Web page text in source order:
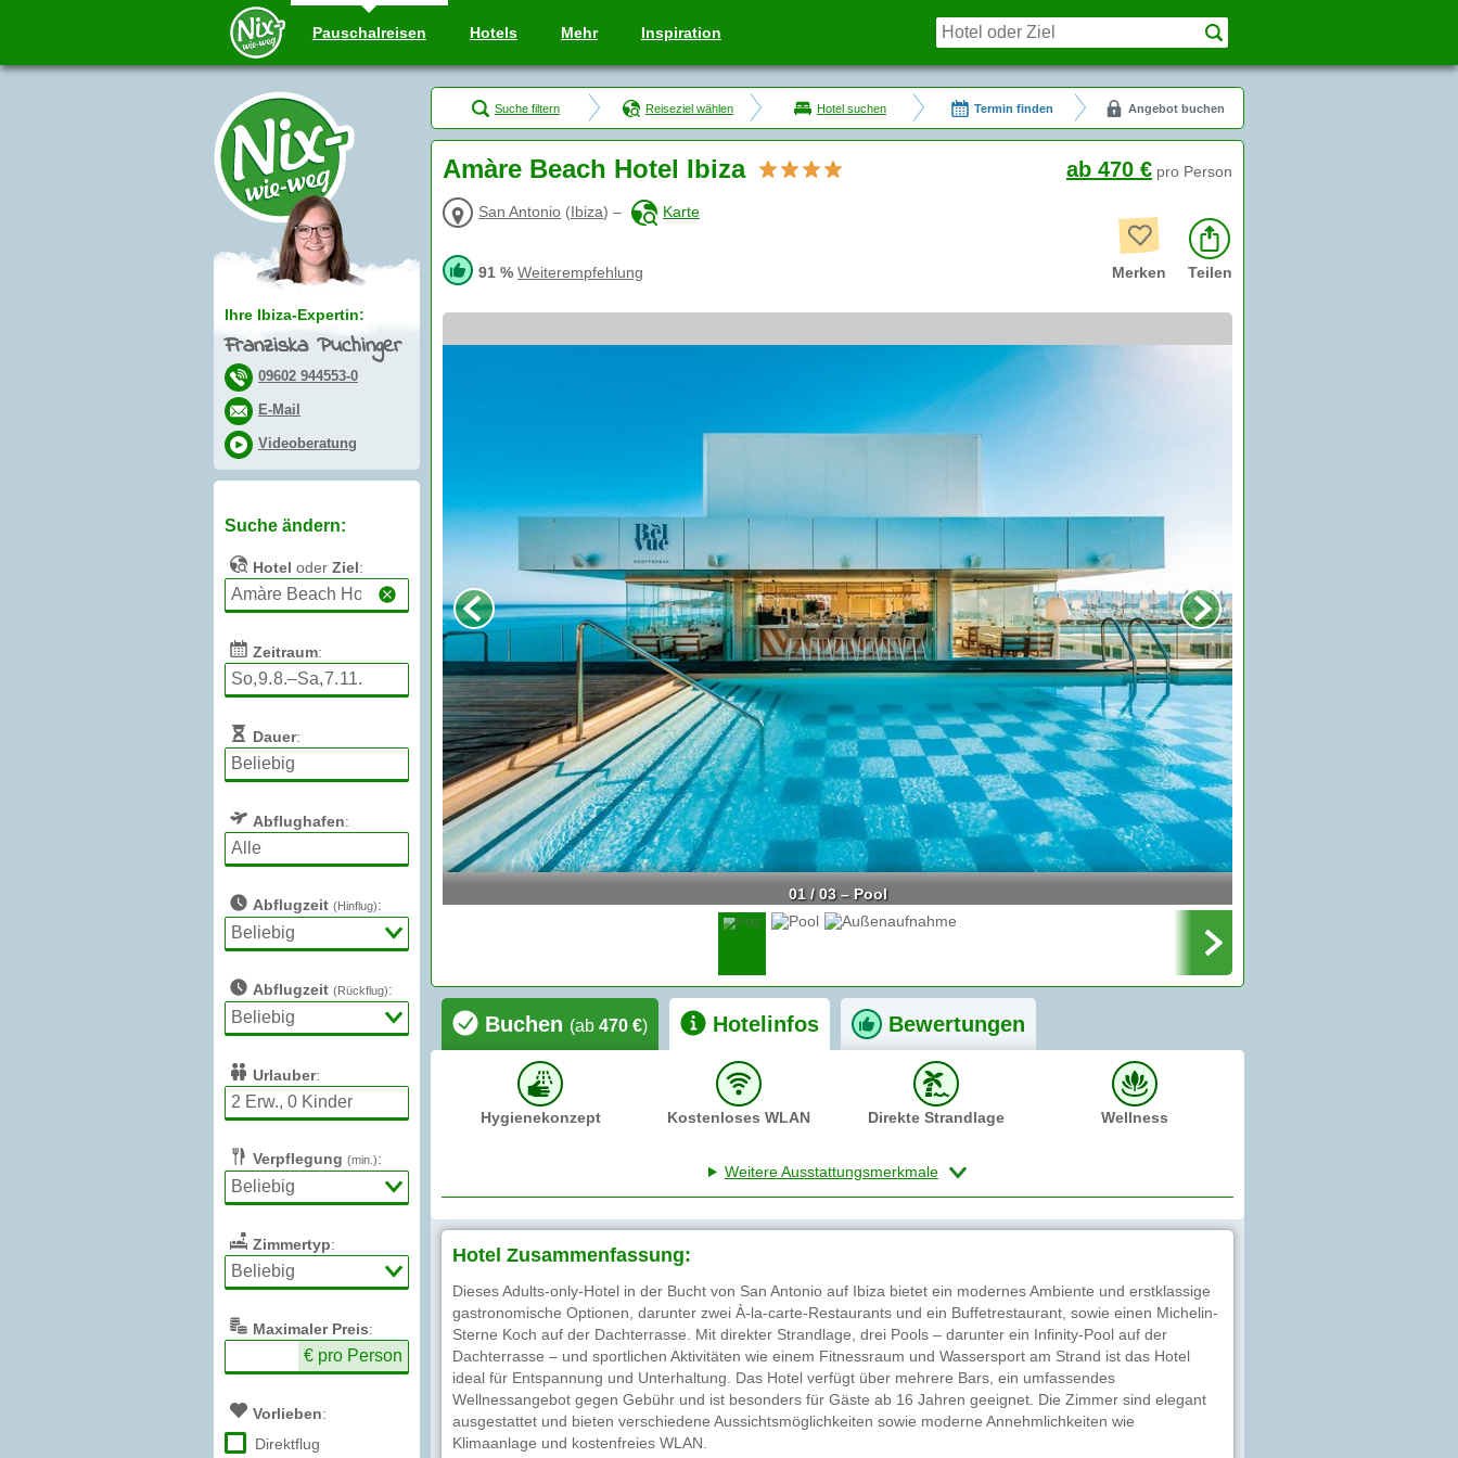
Pauschalreisen Hotels Mehr Inspiration
Ihre Ibiza-Expertin:
Franziska Puchinger
09602 944553-0
E-Mail
Videoberatung
Suche ändern:
Hotel oder Ziel:
Zeitraum:
Dauer:
Abflughafen:
Abflugzeit (Hinflug):
Abflugzeit (Rückflug):
Urlauber:
Verpflegung (min.):
Zimmertyp:
Maximaler Preis:
€ pro Person
Vorlieben:
Direktflug
Suche filtern Reiseziel wählen Hotel suchen Termin finden Angebot buchen
Amàre Beach Hotel Ibiza
San Antonio (Ibiza) – Karte
91 % Weiterempfehlung
ab 470 € pro Person
Merken Teilen
01 / 03 – Pool
Buchen (ab 470 €) Hotelinfos Bewertungen
Hygienekonzept Kostenloses WLAN Direkte Strandlage Wellness
Weitere Ausstattungsmerkmale
Hotel Zusammenfassung:
Dieses Adults-only-Hotel in der Bucht von San Antonio auf Ibiza bietet ein modernes Ambiente und erstklassige
gastronomische Optionen, darunter zwei À-la-carte-Restaurants und ein Buffetrestaurant, sowie einen Michelin-
Sterne Koch auf der Dachterrasse. Mit direkter Strandlage, drei Pools – darunter ein Infinity-Pool auf der
Dachterrasse – und sportlichen Aktivitäten wie einem Fitnessraum und Wassersport am Strand ist das Hotel
ideal für Entspannung und Unterhaltung. Das Hotel verfügt über mehrere Bars, ein umfassendes
Wellnessangebot gegen Gebühr und ist besonders für Gäste ab 16 Jahren geeignet. Die Zimmer sind elegant
ausgestattet und bieten verschiedene Aussichtsmöglichkeiten sowie moderne Annehmlichkeiten wie
Klimaanlage und kostenfreies WLAN.